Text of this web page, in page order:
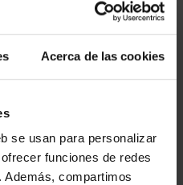
Acerca de las cookies
se usan para personalizar
funciones de redes
compartimos